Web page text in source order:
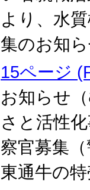
より、水
集のお知
15ページ
お知らせ
さと活性
察官募集
東通牛の